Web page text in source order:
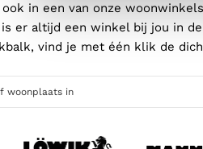
in een van onze
is er altijd een winkel bij jou in
vind je met één klik de